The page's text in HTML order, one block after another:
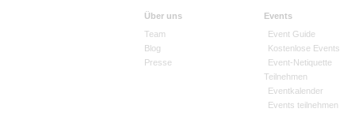
Über uns
Team
Blog
Presse
Events
Event Guide
Kostenlose Events
Event-Netiquette
Teilnehmen
Eventkalender
Events teilnehmen